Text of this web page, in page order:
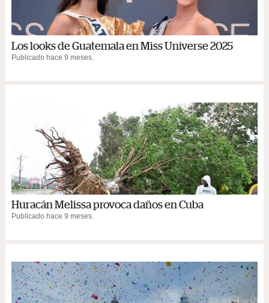
Los looks de Guatemala en Miss Universe 2025
Publicado hace 9 meses.
Huracán Melissa provoca daños en Cuba
Publicado hace 9 meses.